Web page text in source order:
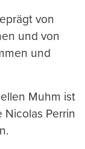
von
und von
und
Muhm ist
Nicolas Perrin